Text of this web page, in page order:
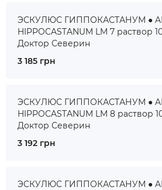
ЭСКУЛЮС ГИППОКАСТАНУМ ●
HIPPOCASTANUM LM 7 раствор
Доктор Северин
3 185 грн
ЭСКУЛЮС ГИППОКАСТАНУМ ●
HIPPOCASTANUM LM 8 раствор
Доктор Северин
3 192 грн
ЭСКУЛЮС ГИППОКАСТАНУМ ●